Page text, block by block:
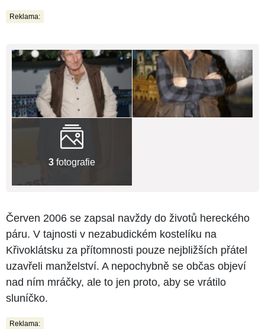
Reklama:
3 fotografie
Červen 2006 se zapsal navždy do životů hereckého
páru. V tajnosti v nezabudickém kostelíku na
Křivoklátsku za přítomnosti pouze nejbližších přátel
uzavřeli manželství. A nepochybně se občas objeví
nad ním mráčky, ale to jen proto, aby se vrátilo
sluníčko.
Reklama: